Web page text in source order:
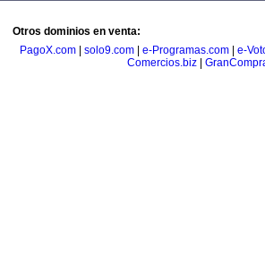
Otros dominios en venta:
PagoX.com
solo9.com e-Programas.com
e-
Comercios.biz